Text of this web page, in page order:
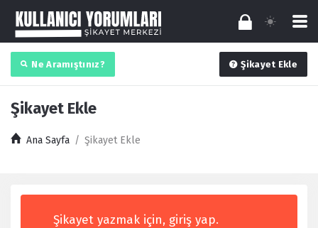
Ne Aramıştınız? Şikayet Ekle
Şikayet Ekle
Ana Sayfa / Şikayet Ekle
Şikayet yazmak için, giriş yap.